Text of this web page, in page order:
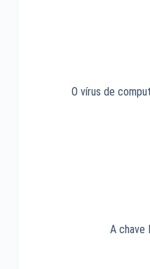
O vírus de
A chave